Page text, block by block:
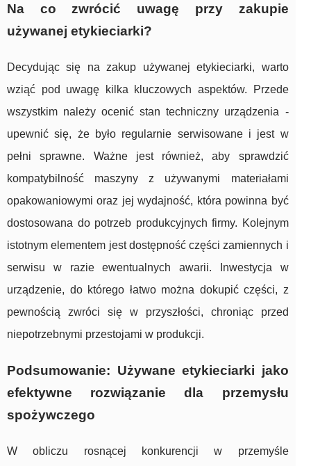
Na co zwrócić uwagę przy zakupie
używanej etykieciarki?
Decydując się na zakup używanej etykieciarki, warto
wziąć pod uwagę kilka kluczowych aspektów. Przede
wszystkim należy ocenić stan techniczny urządzenia -
upewnić się, że było regularnie serwisowane i jest w
pełni sprawne. Ważne jest również, aby sprawdzić
kompatybilność maszyny z używanymi materiałami
opakowaniowymi oraz jej wydajność, która powinna być
dostosowana do potrzeb produkcyjnych firmy. Kolejnym
istotnym elementem jest dostępność części zamiennych i
serwisu w razie ewentualnych awarii. Inwestycja w
urządzenie, do którego łatwo można dokupić części, z
pewnością zwróci się w przyszłości, chroniąc przed
niepotrzebnymi przestojami w produkcji.
Podsumowanie: Używane etykieciarki jako
efektywne rozwiązanie dla przemysłu
spożywczego
W obliczu rosnącej konkurencji w przemyśle